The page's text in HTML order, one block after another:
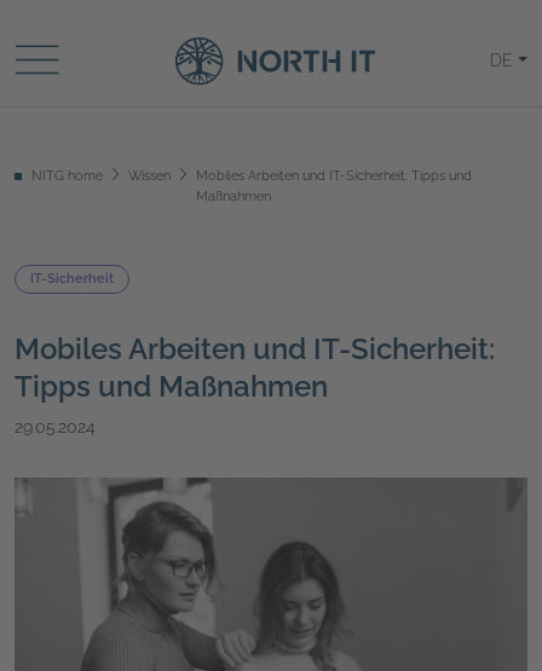
DE
NITG home Wissen
Mobiles Arbeiten und IT-Sicherheit: Tipps und
Maßnahmen
IT-Sicherheit
Mobiles Arbeiten und IT-Sicherheit:
Tipps und Maßnahmen
29.05.2024